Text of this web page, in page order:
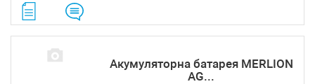
Акумуляторна батарея MERLION
AG...